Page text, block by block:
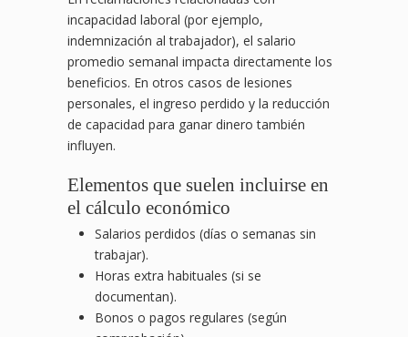
incapacidad laboral (por ejemplo,
indemnización al trabajador), el salario
promedio semanal impacta directamente los
beneficios. En otros casos de lesiones
personales, el ingreso perdido y la reducción
de capacidad para ganar dinero también
influyen.
Elementos que suelen incluirse en
el cálculo económico
Salarios perdidos (días o semanas sin
trabajar).
Horas extra habituales (si se
documentan).
Bonos o pagos regulares (según